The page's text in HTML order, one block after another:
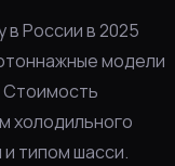
России в 2025
модели
Стоимость
холодильного
типом шасси.